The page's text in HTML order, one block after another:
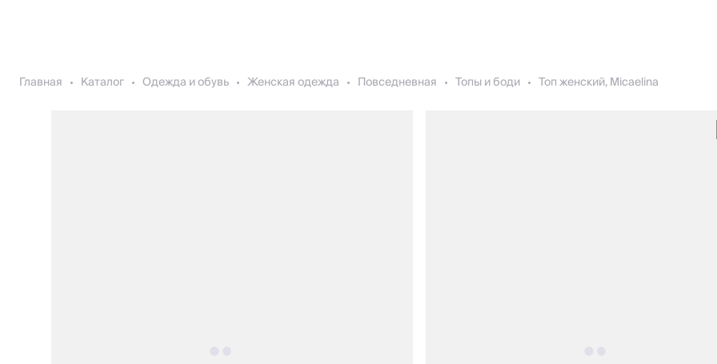
Главная Каталог Одежда и обувь Женская одежда Повседневная Топы и боди Топ женский, Micaelina